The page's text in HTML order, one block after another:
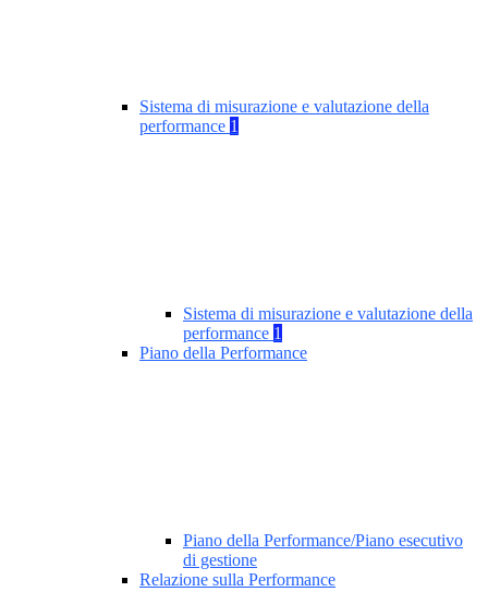
Sistema di misurazione e valutazione della
performance 1
Sistema di misurazione e valutazione della
performance 1
Piano della Performance
Piano della Performance/Piano esecutivo
di gestione
Relazione sulla Performance